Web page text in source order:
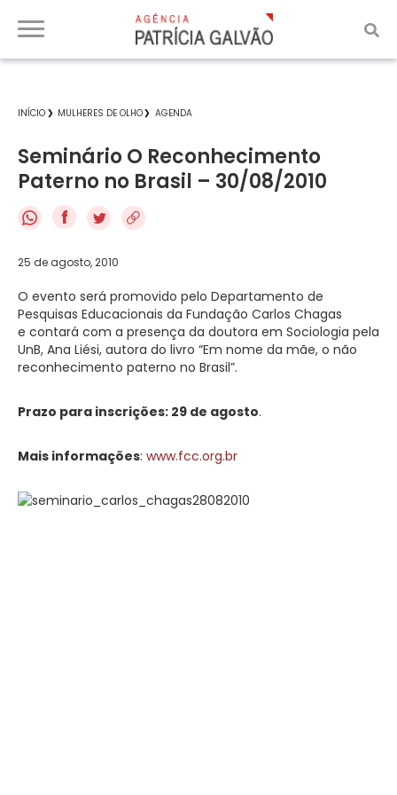
INÍCIO MULHERES DE OLHO AGENDA
Seminário O Reconhecimento
Paterno no Brasil – 30/08/2010
f
25 de agosto, 2010
O evento será promovido pelo Departamento de
Pesquisas Educacionais da Fundação Carlos Chagas
e contará com a presença da doutora em Sociologia pela
UnB, Ana Liési, autora do livro “Em nome da mãe, o não
reconhecimento paterno no Brasil”.
Prazo para inscrições: 29 de agosto.
Mais informações: www.fcc.org.br